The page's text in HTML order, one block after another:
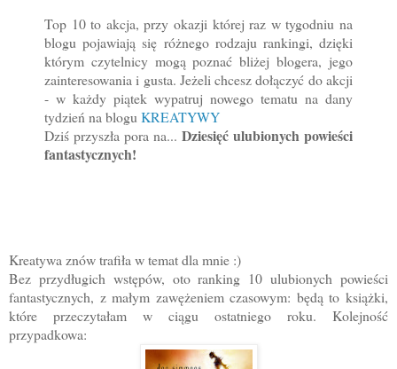
Top 10 to akcja, przy okazji której raz w tygodniu na
blogu pojawiają się różnego rodzaju rankingi, dzięki
którym czytelnicy mogą poznać bliżej blogera, jego
zainteresowania i gusta. Jeżeli chcesz dołączyć do akcji
- w każdy piątek wypatruj nowego tematu na dany
tydzień na blogu KREATYWY
Dziś przyszła pora na... Dziesięć ulubionych powieści
fantastycznych!
Kreatywa znów trafiła w temat dla mnie :)
Bez przydługich wstępów, oto ranking 10 ulubionych powieści
fantastycznych, z małym zawężeniem czasowym: będą to książki,
które przeczytałam w ciągu ostatniego roku. Kolejność
przypadkowa: